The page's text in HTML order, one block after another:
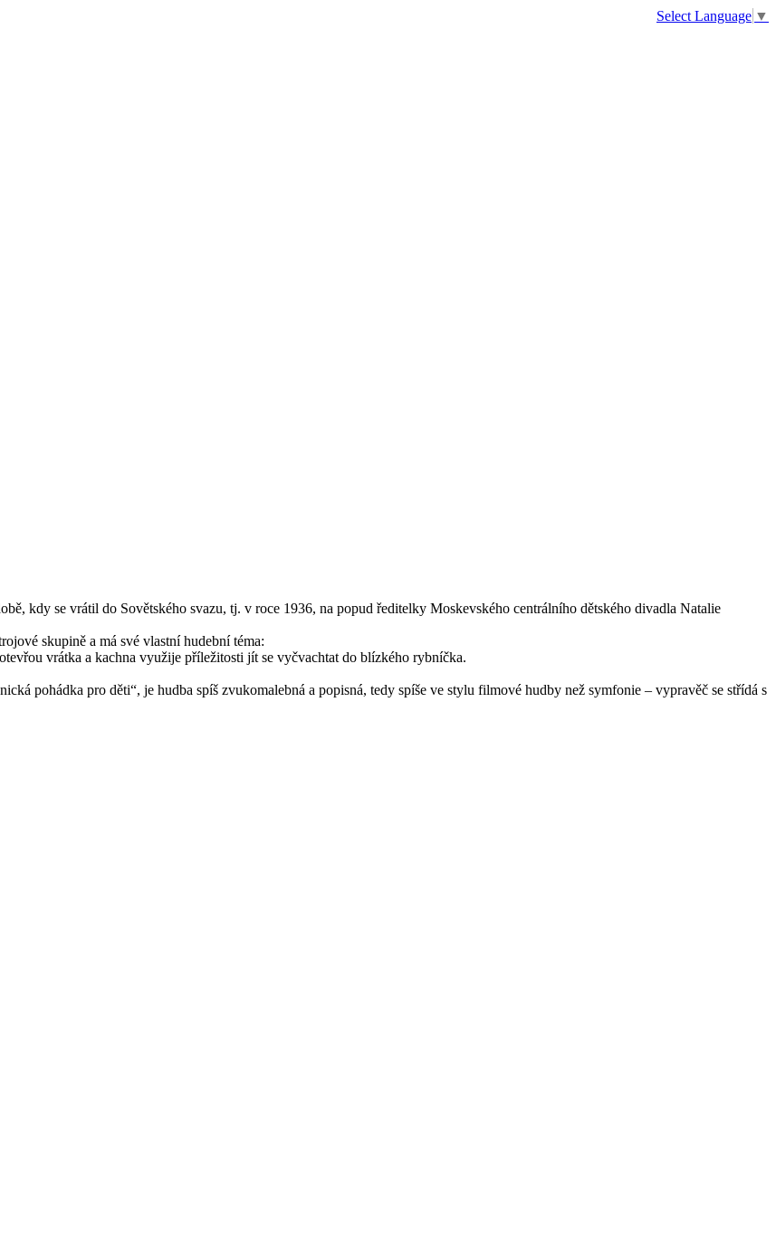
Select Language ▼
kdy se vrátil do Sovětského svazu, tj. v roce 1936, na popud ředitelky Moskevského centrálního dětského divadla Natalie
skupině a má své vlastní hudební téma:
vrátka a kachna využije příležitosti jít se vyčvachtat do blízkého rybníčka.
pohádka pro děti“, je hudba spíš zvukomalebná a popisná, tedy spíše ve stylu filmové hudby než symfonie – vypravěč se střídá s